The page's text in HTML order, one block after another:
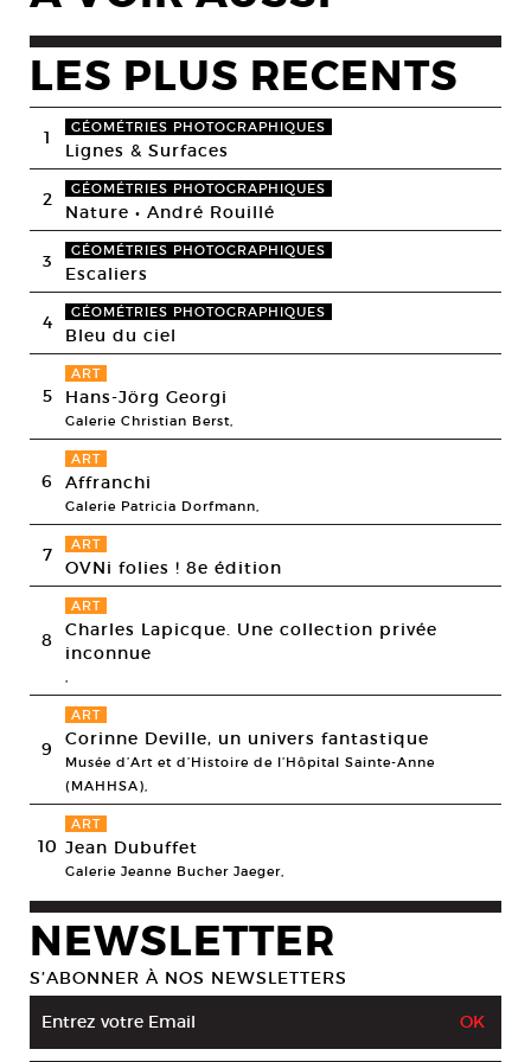
LES PLUS RECENTS
1 GÉOMÉTRIES PHOTOGRAPHIQUES
Lignes & Surfaces
2 GÉOMÉTRIES PHOTOGRAPHIQUES
Nature • André Rouillé
3 GÉOMÉTRIES PHOTOGRAPHIQUES
Escaliers
4 GÉOMÉTRIES PHOTOGRAPHIQUES
Bleu du ciel
5
ART
Hans-Jörg Georgi
Galerie Christian Berst,
6
ART
Affranchi
Galerie Patricia Dorfmann,
7 ART
OVNi folies ! 8e édition
8
ART
Charles Lapicque. Une collection privée
inconnue
,
9
ART
Corinne Deville, un univers fantastique
Musée d’Art et d’Histoire de l’Hôpital Sainte-Anne
(MAHHSA),
10
ART
Jean Dubuffet
Galerie Jeanne Bucher Jaeger,
NEWSLETTER
S’ABONNER À NOS NEWSLETTERS